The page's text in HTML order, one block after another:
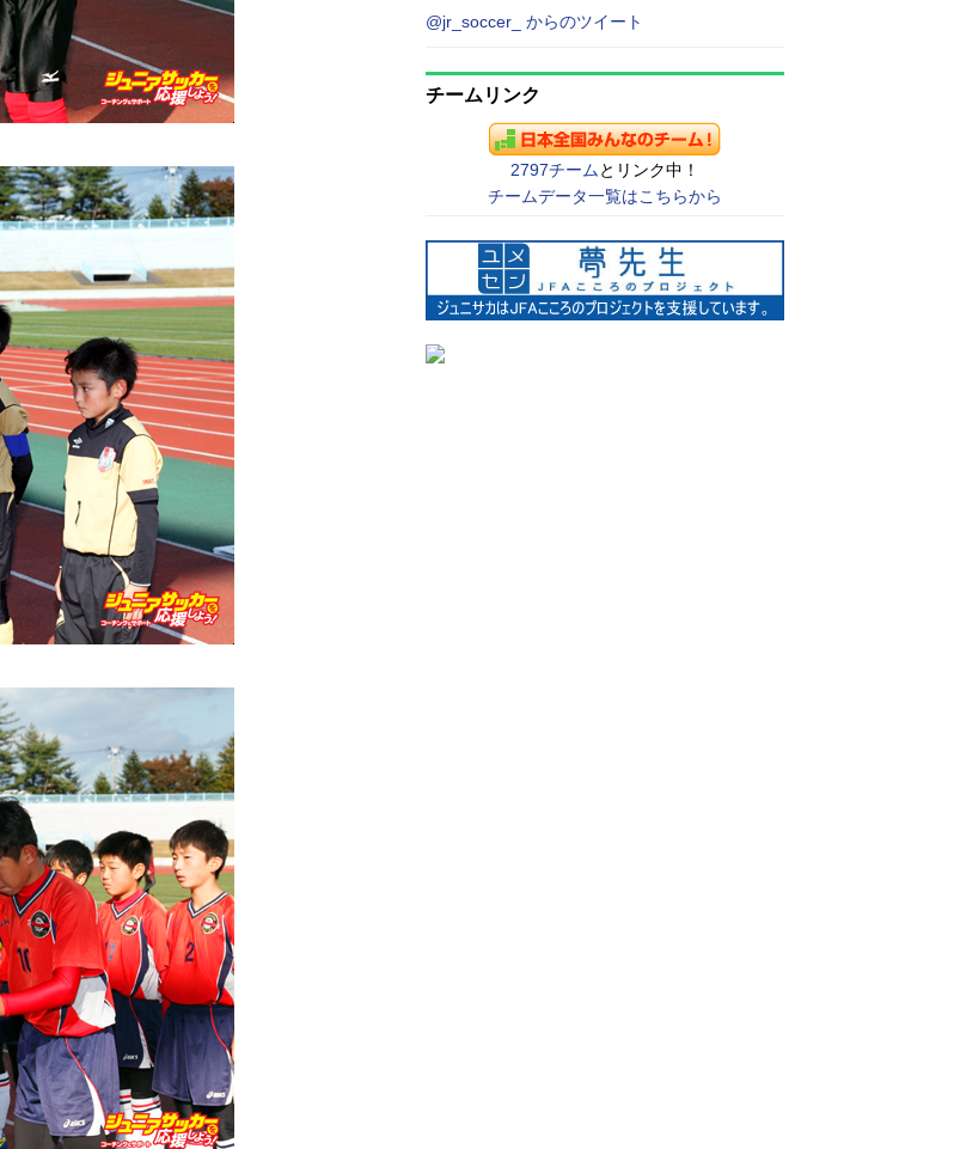
@jr_soccer_ からのツイート
チームリンク
2797チーム とリンク中！
チームデータ一覧はこちらから